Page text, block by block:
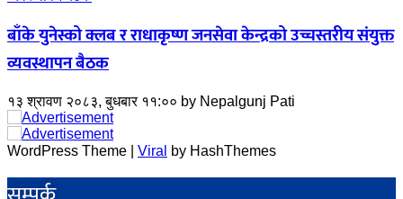
बाँके युनेस्को क्लब र राधाकृष्ण जनसेवा केन्द्रको उच्चस्तरीय संयुक्त
व्यवस्थापन बैठक
१३ श्रावण २०८३, बुधबार ११:०० by Nepalgunj Pati
WordPress Theme | Viral by HashThemes